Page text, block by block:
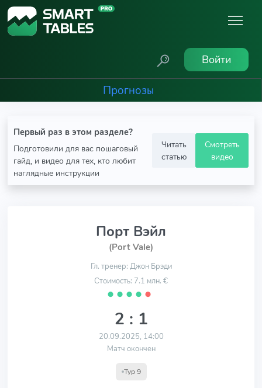
Войти
Прогнозы
Первый раз в этом разделе?
Подготовили для вас пошаговый
гайд, и видео для тех, кто любит
наглядные инструкции
Читать
статью
Смотреть
видео
Порт Вэйл
(Port Vale)
Гл. тренер: Джон Брэди
Стоимость: 7.1 млн. €
⬤ ⬤ ⬤ ⬤ ⬤
2 : 1
20.09.2025, 14:00
Матч окончен
Тур 9